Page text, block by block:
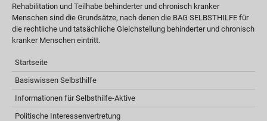
Rehabilitation und Teilhabe behinderter und chronisch kranker
Menschen sind die Grundsätze, nach denen die BAG SELBSTHILFE für
die rechtliche und tatsächliche Gleichstellung behinderter und chronisch
kranker Menschen eintritt.
Startseite
Basiswissen Selbsthilfe
Informationen für Selbsthilfe-Aktive
Politische Interessenvertretung